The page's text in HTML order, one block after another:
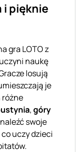
i pięknie
gra LOTO z
naukę
losują
je
różne
,góry
swoje
uczy dzieci